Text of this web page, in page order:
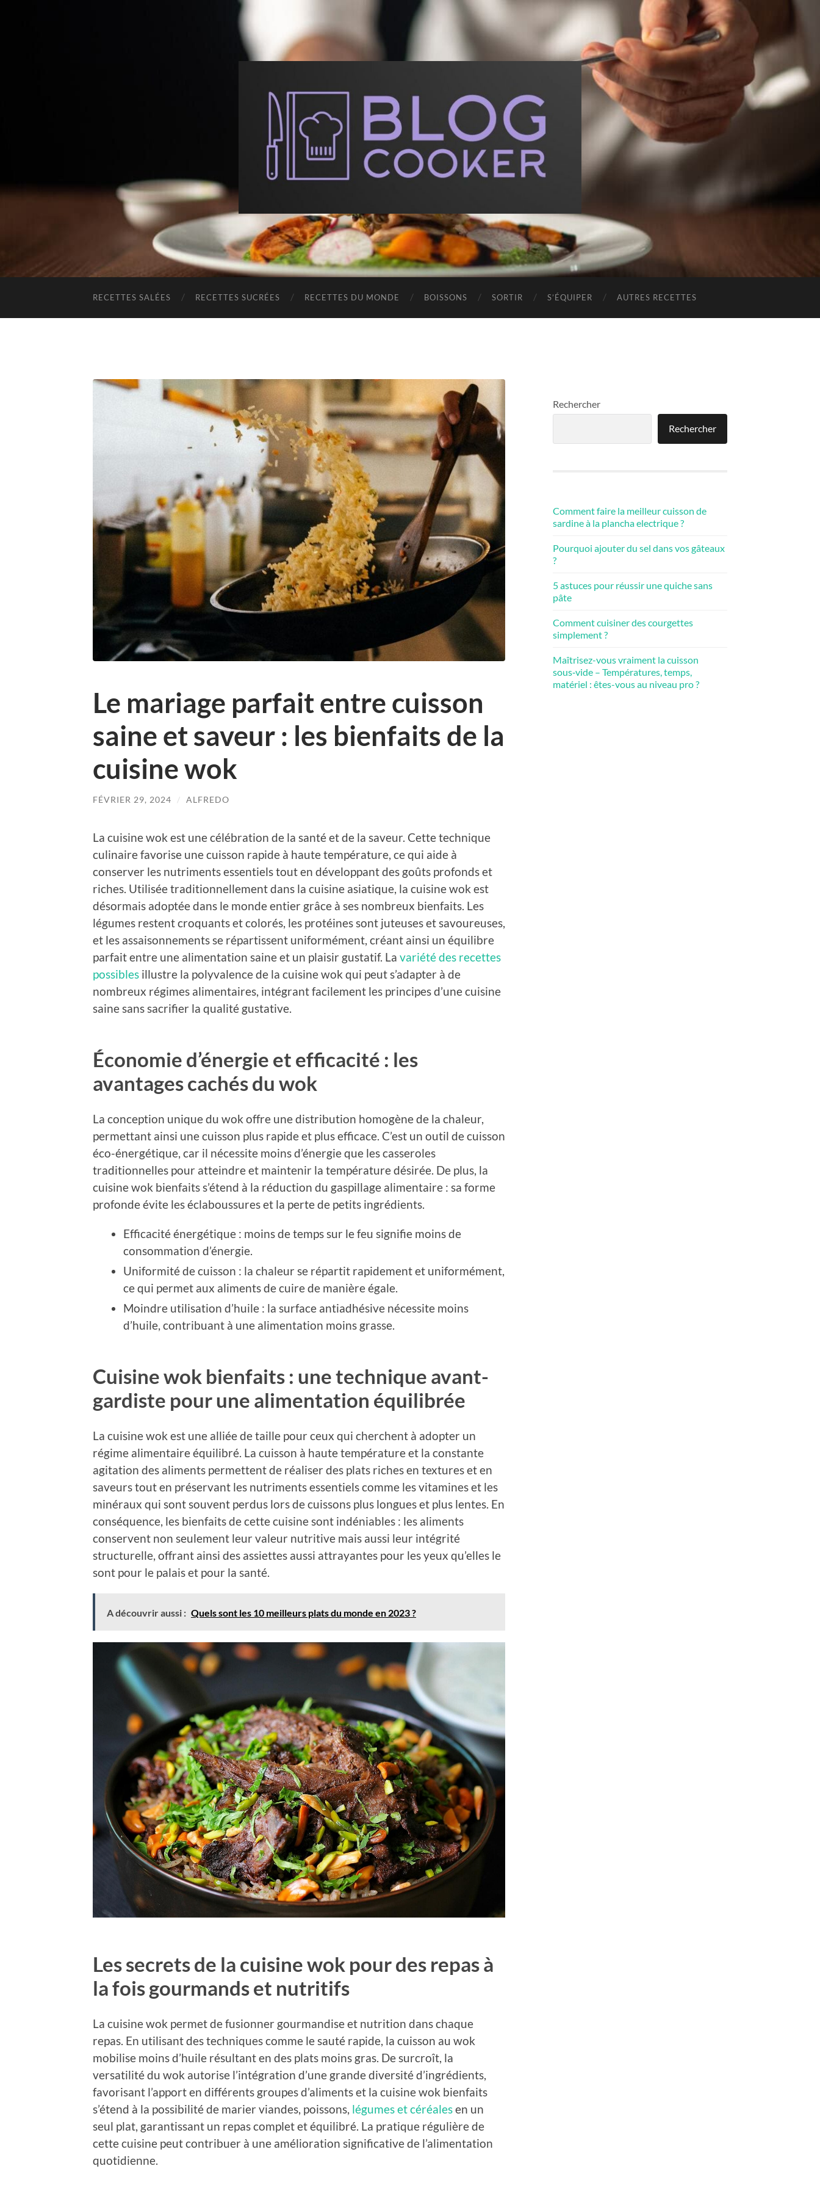
BlogCooker
RECETTES SALÉES RECETTES SUCRÉES RECETTES DU MONDE BOISSONS SORTIR S’ÉQUIPER AUTRES RECETTES
Le mariage parfait entre cuisson
saine et saveur : les bienfaits de la
cuisine wok
FÉVRIER 29, 2024 / ALFREDO
La cuisine wok est une célébration de la santé et de la saveur. Cette technique
culinaire favorise une cuisson rapide à haute température, ce qui aide à
conserver les nutriments essentiels tout en développant des goûts profonds et
riches. Utilisée traditionnellement dans la cuisine asiatique, la cuisine wok est
désormais adoptée dans le monde entier grâce à ses nombreux bienfaits. Les
légumes restent croquants et colorés, les protéines sont juteuses et savoureuses,
et les assaisonnements se répartissent uniformément, créant ainsi un équilibre
parfait entre une alimentation saine et un plaisir gustatif. La variété des recettes
possibles illustre la polyvalence de la cuisine wok qui peut s’adapter à de
nombreux régimes alimentaires, intégrant facilement les principes d’une cuisine
saine sans sacrifier la qualité gustative.
Économie d’énergie et efficacité : les
avantages cachés du wok
La conception unique du wok offre une distribution homogène de la chaleur,
permettant ainsi une cuisson plus rapide et plus efficace. C’est un outil de cuisson
éco-énergétique, car il nécessite moins d’énergie que les casseroles
traditionnelles pour atteindre et maintenir la température désirée. De plus, la
cuisine wok bienfaits s’étend à la réduction du gaspillage alimentaire : sa forme
profonde évite les éclaboussures et la perte de petits ingrédients.
Efficacité énergétique : moins de temps sur le feu signifie moins de
consommation d’énergie.
Uniformité de cuisson : la chaleur se répartit rapidement et uniformément,
ce qui permet aux aliments de cuire de manière égale.
Moindre utilisation d’huile : la surface antiadhésive nécessite moins
d’huile, contribuant à une alimentation moins grasse.
Cuisine wok bienfaits : une technique avant-
gardiste pour une alimentation équilibrée
La cuisine wok est une alliée de taille pour ceux qui cherchent à adopter un
régime alimentaire équilibré. La cuisson à haute température et la constante
agitation des aliments permettent de réaliser des plats riches en textures et en
saveurs tout en préservant les nutriments essentiels comme les vitamines et les
minéraux qui sont souvent perdus lors de cuissons plus longues et plus lentes. En
conséquence, les bienfaits de cette cuisine sont indéniables : les aliments
conservent non seulement leur valeur nutritive mais aussi leur intégrité
structurelle, offrant ainsi des assiettes aussi attrayantes pour les yeux qu’elles le
sont pour le palais et pour la santé.
A découvrir aussi : Quels sont les 10 meilleurs plats du monde en 2023 ?
Les secrets de la cuisine wok pour des repas à
la fois gourmands et nutritifs
La cuisine wok permet de fusionner gourmandise et nutrition dans chaque
repas. En utilisant des techniques comme le sauté rapide, la cuisson au wok
mobilise moins d’huile résultant en des plats moins gras. De surcroît, la
versatilité du wok autorise l’intégration d’une grande diversité d’ingrédients,
favorisant l’apport en différents groupes d’aliments et la cuisine wok bienfaits
s’étend à la possibilité de marier viandes, poissons, légumes et céréalesen un
seul plat, garantissant un repas complet et équilibré. La pratique régulière de
cette cuisine peut contribuer à une amélioration significative de l’alimentation
quotidienne.
Rechercher
Rechercher
Comment faire la meilleur cuisson de
sardine à la plancha electrique ?
Pourquoi ajouter du sel dans vos gâteaux
?
5 astuces pour réussir une quiche sans
pâte
Comment cuisiner des courgettes
simplement ?
Maîtrisez-vous vraiment la cuisson
sous‑vide – Températures, temps,
matériel : êtes-vous au niveau pro ?